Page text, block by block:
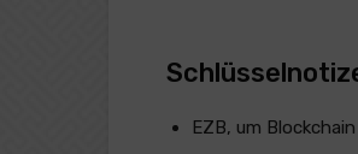
EZB, um